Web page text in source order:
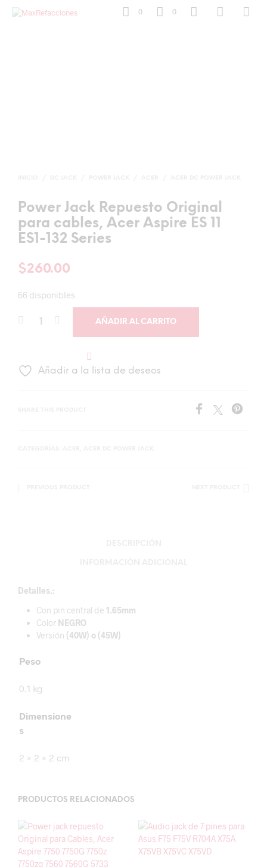
0 0
Power Jack Repuesto Original
para cables, Acer Aspire ES 11
ES1-132 Series
$260.00
66 disponibles
AÑADIR AL CARRITO
Añadir a la lista de deseos
Detalles.:
Con pin central de 1.65mm
Color NEGRO
Versión (40W) o (45W)
Peso
0.1 kg
Dimensione
s
2 × 2 × 2 cm
PRODUCTOS RELACIONADOS